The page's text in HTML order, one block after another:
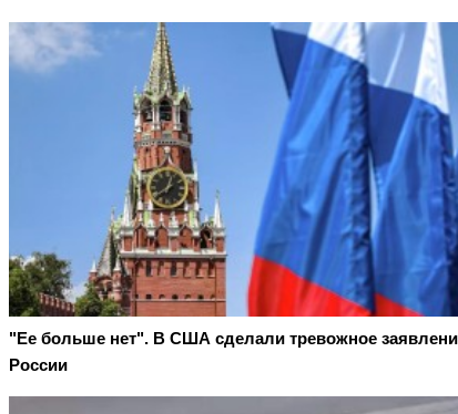
"Ее больше нет". В США сделали тревожное
России